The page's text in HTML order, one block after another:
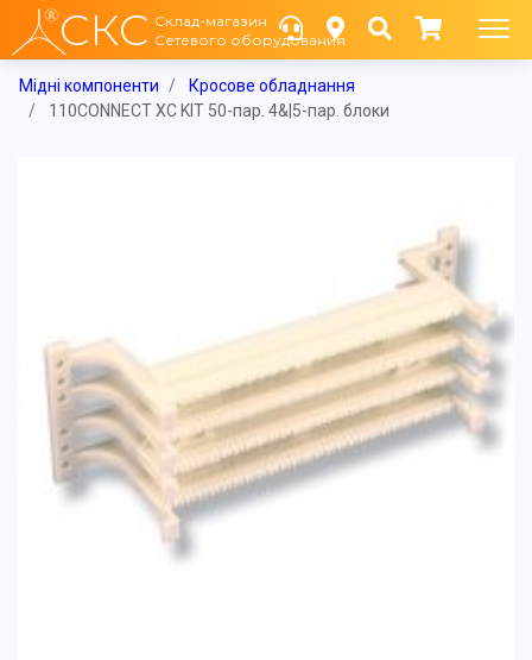
СКС Склад-магазин
Сетевого оборудования
Мідні компоненти
Кросове обладнання
110CONNECT XC KIT 50-пар. 4&|5-пар. блоки